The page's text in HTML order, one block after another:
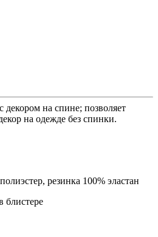
декором на спине; позволяет
на одежде без спинки.
резинка 100% эластан
блистере